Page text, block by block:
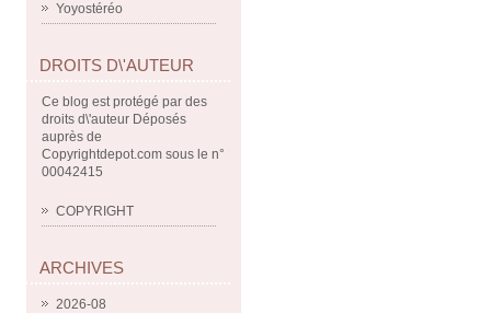
Yoyostéréo
DROITS D\'AUTEUR
Ce blog est protégé par des
droits d\'auteur Déposés
auprès de
Copyrightdepot.com sous le n°
00042415
COPYRIGHT
ARCHIVES
2026-08